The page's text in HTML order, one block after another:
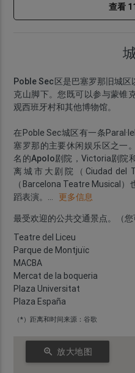
查看
Poble Sec区是巴塞罗那旧城
克山脚下。您既可以参与蒙锥
观西班牙村和其他博物馆。
在Poble Sec城区有一条
塞罗那的主要休闲娱乐区之一
名的Apolo剧院 ，Victoria剧院
离城市大剧院（Ciudad del
（Barcelona Teatre Musical
蹈表演。 ... 更多信息
最受欢迎的公共交通景点。（
Teatre del Liceu
Parque de Montjuïc
MACBA
Mercat de la boqueria
Plaza Universitat
Plaza España
（*）距离和时间来源：谷歌
zoom_in 放大地图